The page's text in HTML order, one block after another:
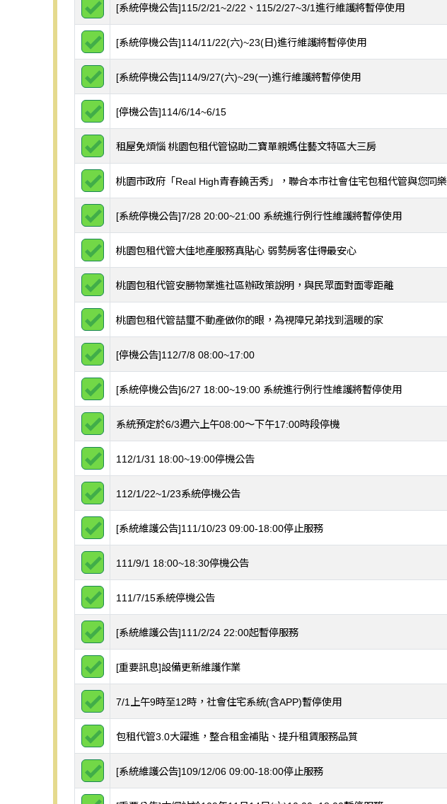
檢視消息
[系統停機公告]115/2/21~2/22、115/2/27~3/1進行維護將暫停使用
檢視消息
[系統停機公告]114/11/22(六)~23(日)進行維護將暫停使用
檢視消息
[系統停機公告]114/9/27(六)~29(一)進行維護將暫停使用
檢視消息
[停機公告]114/6/14~6/15
檢視消息
租屋免煩惱 桃園包租代管協助二寶單親媽住藝文特區大三房
檢視消息
桃園市政府「Real High青春饒舌秀」，聯合本市社會住宅包租代管與您同樂
檢視消息
[系統停機公告]7/28 20:00~21:00 系統進行例行性維護將暫停使用
檢視消息
桃園包租代管大佳地產服務真貼心 弱勢房客住得最安心
檢視消息
桃園包租代管安勝物業進社區辦政策說明，與民眾面對面零距離
檢視消息
桃園包租代管喆璽不動產做你的眼，為視障兄弟找到溫暖的家
檢視消息
[停機公告]112/7/8 08:00~17:00
檢視消息
[系統停機公告]6/27 18:00~19:00 系統進行例行性維護將暫停使用
檢視消息
系統預定於6/3週六上午08:00～下午17:00時段停機
檢視消息
112/1/31 18:00~19:00停機公告
檢視消息
112/1/22~1/23系統停機公告
檢視消息
[系統維護公告]111/10/23 09:00-18:00停止服務
檢視消息
111/9/1 18:00~18:30停機公告
檢視消息
111/7/15系統停機公告
檢視消息
[系統維護公告]111/2/24 22:00起暫停服務
檢視消息
[重要訊息]設備更新維護作業
檢視消息
7/1上午9時至12時，社會住宅系統(含APP)暫停使用
檢視消息
包租代管3.0大躍進，整合租金補貼、提升租賃服務品質
檢視消息
[系統維護公告]109/12/06 09:00-18:00停止服務